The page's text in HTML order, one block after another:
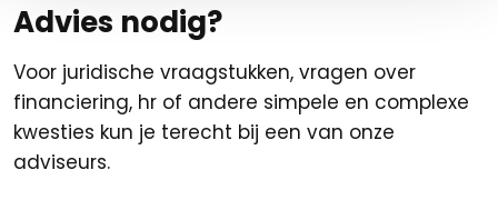
Advies nodig?
Voor juridische vraagstukken, vragen over
financiering, hr of andere simpele en complexe
kwesties kun je terecht bij een van onze
adviseurs.